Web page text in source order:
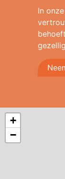
In
+
−